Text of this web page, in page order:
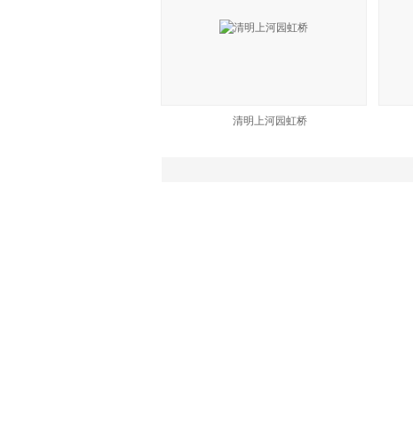
清明上河园虹桥